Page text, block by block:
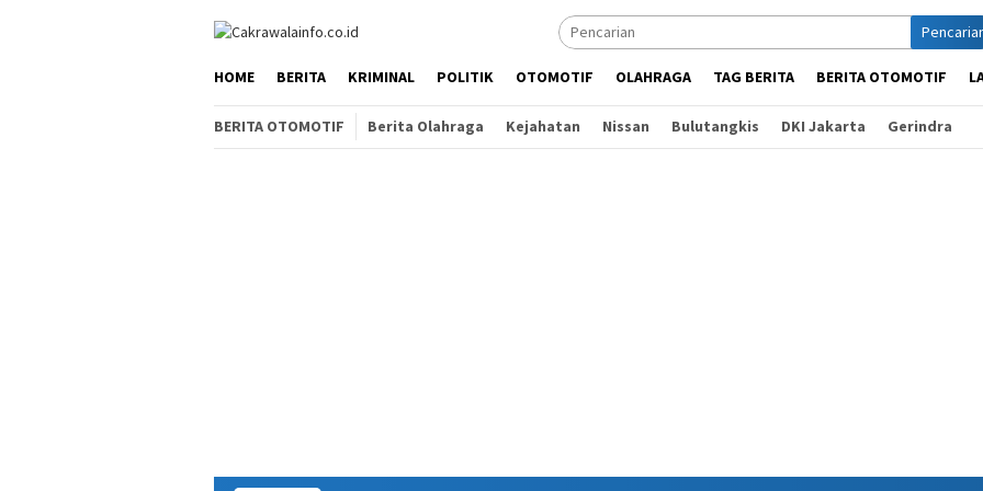
HOME BERITA KRIMINAL POLITIK OTOMOTIF OLAHRAGA TAG BERITA BERITA OTOMOTIF
BERITA OTOMOTIF Berita Olahraga Kejahatan Nissan Bulutangkis DKI Jakarta Gerindra